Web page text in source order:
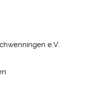
e.V.